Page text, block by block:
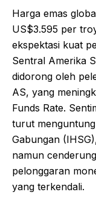
Harga emas
US$3.595 per
ekspektasi kuat
Sentral Amerika
didorong oleh
AS, yang
Funds Rate.
turut
Gabungan
namun
pelonggaran
yang terkendali.